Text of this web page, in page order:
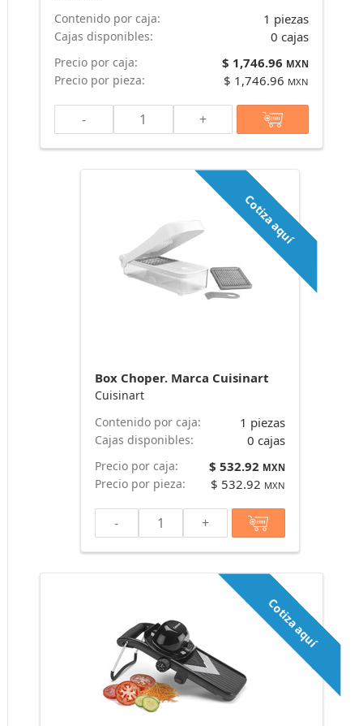
Contenido por caja:
1 piezas
Cajas disponibles: 0 cajas
Precio por caja: $ 1,746.96 MXN
Precio por pieza: $ 1,746.96 MXN
- +
Cotiza aquí
Box Choper. Marca Cuisinart
Cuisinart
Contenido por caja:
1 piezas
Cajas disponibles: 0 cajas
Precio por caja: $ 532.92 MXN
Precio por pieza: $ 532.92 MXN
- +
Cotiza aquí